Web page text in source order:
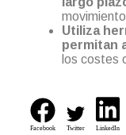
Utiliza
permitan
los costes
Facebook Twitter LinkedIn